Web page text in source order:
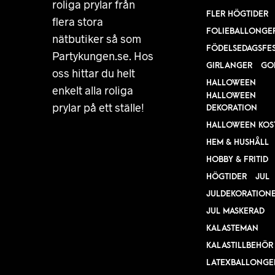
roliga prylar från
flera stora
nätbutiker så som
Partykungen.se. Hos
oss hittar du helt
enkelt alla roliga
prylar på ett ställe!
FLER HÖGTIDER
GIRLANGER
HALLOWEEN
HALLOWEEN
DEKORATION
HALLOWEEN
HEM & HUSHÅLL
HOBBY & FRITID
HÖGTIDER
JUL
JUL MASKERAD
KALASTEMAN
KALASTILLBEHÖR